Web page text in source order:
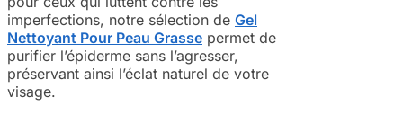
imperfections, notre sélection de Gel
Nettoyant Pour Peau Grasse permet de
purifier l’épiderme sans l’agresser,
préservant ainsi l’éclat naturel de votre
visage.